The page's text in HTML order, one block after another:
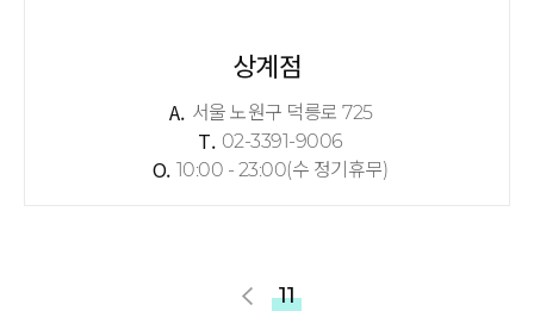
상계점
A. 서울 노원구 덕릉로 725
T. 02-3391-9006
O. 10:00 - 23:00(수 정기휴무)
11